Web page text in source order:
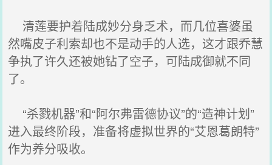
清莲要护着陆成妙分身乏术，而几位喜婆虽
然嘴皮子利索却也不是动手的人选，这才跟乔慧
争执了许久还被她钻了空子，可陆成御就不同
了。
“杀戮机器”和“阿尔弗雷德协议”的“造神计划”
进入最终阶段，准备将虚拟世界的“艾恩葛朗特”
作为养分吸收。